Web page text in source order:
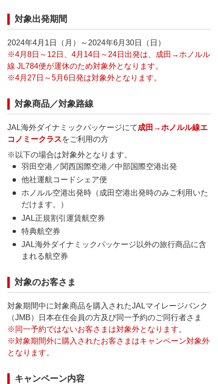
対象出発期間
2024年4月1日（月）～2024年6月30日（日）
※4月8日～12日、4月14日～24日出発は、成田→ホノルル
線 JL784便が運休のため対象外となります。
※4月27日～5月6日発は対象外となります。
対象商品／対象路線
JAL海外ダイナミックパッケージにて成田→ホノルル線エ
コノミークラスをご利用の方
※以下の場合は対象外となります。
羽田空港／関西国際空港／中部国際空港出発
他社運航コードシェア便
ホノルル空港出発時（成田空港出発時のみご利用いた
だけます。）
JAL正規割引運賃航空券
特典航空券
JAL海外ダイナミックパッケージ以外の旅行商品に含
まれる航空券
対象のお客さま
対象期間中に対象商品を購入されたJALマイレージバンク
（JMB）日本在住会員の方及び同一予約のご同行者さま
※同一予約ではないお客さまは対象外となります。
※対象期間外に購入されたお客さまはキャンペーン対象外
となります。
キャンペーン内容